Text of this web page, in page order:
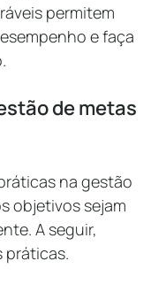
permitem
e faça
de metas
na gestão
objetivos sejam
A seguir,
práticas.